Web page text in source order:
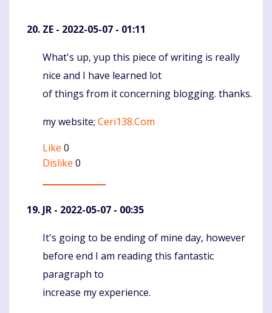
ZE - 2022-05-07 - 01:11
Komentaras
What's up, yup this piece of writing is really
nice and I have learned lot
of things from it concerning blogging. thanks.
my website; Ceri138.Com
Like 0
Dislike 0
JR - 2022-05-07 - 00:35
Komentaras
It's going to be ending of mine day, however
before end I am reading this fantastic
paragraph to
increase my experience.